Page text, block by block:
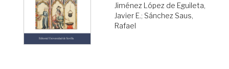
Jiménez López de Eguileta,
Javier E.; Sánchez Saus,
Rafael